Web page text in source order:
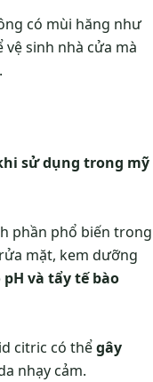
có mùi hăng như
sinh nhà cửa mà
sử dụng trong mỹ
phần phổ biến trong
mặt, kem dưỡng
và tẩy tế bào
citric có thểgây
nhạy cảm.